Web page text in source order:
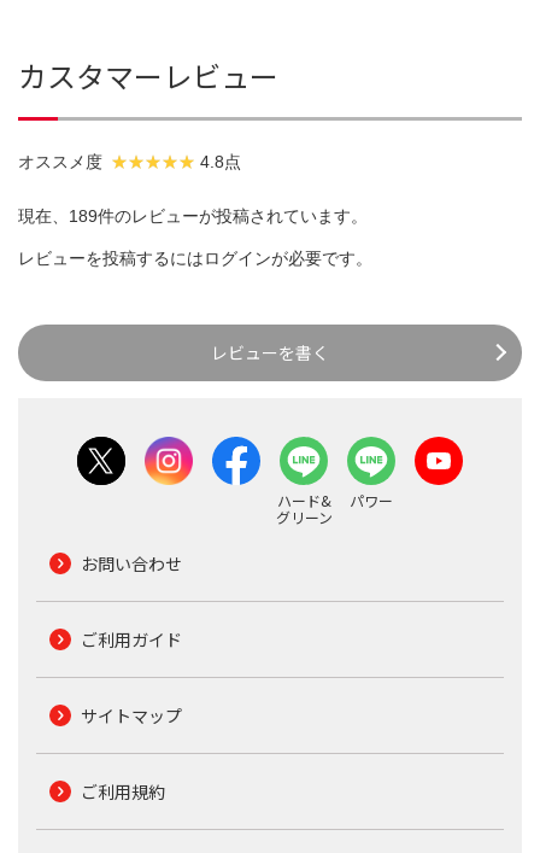
カスタマーレビュー
オススメ度 4.8点
現在、189件のレビューが投稿されています。
レビューを投稿するにはログインが必要です。
レビューを書く
ハード&
グリーン
パワー
お問い合わせ
ご利用ガイド
サイトマップ
ご利用規約